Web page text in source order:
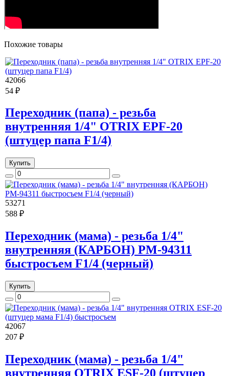
Похожие товары
42066
54 ₽
Переходник (папа) - резьба
внутренняя 1/4" OTRIX EPF-20
(штуцер папа F1/4)
Купить
53271
588 ₽
Переходник (мама) - резьба 1/4"
внутренняя (КАРБОН) РМ-94311
быстросъем F1/4 (черный)
Купить
42067
207 ₽
Переходник (мама) - резьба 1/4"
внутренняя OTRIX ESF-20 (штуцер